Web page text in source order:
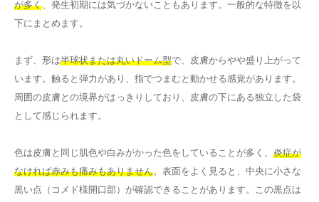
が多く、発生初期には気づかないこともあります。一般的な特徴を以
下にまとめます。
まず、形は半球状または丸いドーム型で、皮膚からやや盛り上がって
います。触ると弾力があり、指でつまむと動かせる感覚があります。
周囲の皮膚との境界がはっきりしており、皮膚の下にある独立した袋
として感じられます。
色は皮膚と同じ肌色や白みがかった色をしていることが多く、 炎症が
なければ赤みも痛みもありません。表面をよく見ると、中央に小さな
黒い点（コメド様開口部）が確認できることがあります。この黒点は